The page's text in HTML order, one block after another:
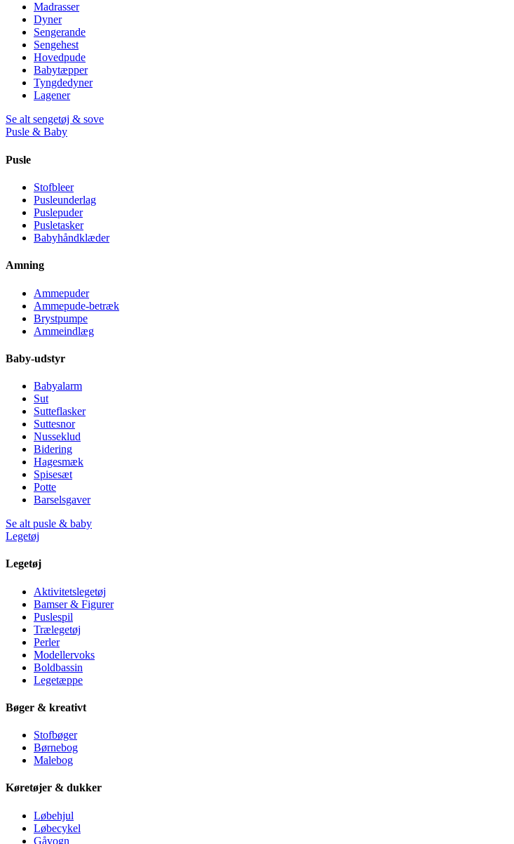
Madrasser
Dyner
Sengerande
Sengehest
Hovedpude
Babytæpper
Tyngdedyner
Lagener
Se alt sengetøj & sove
Pusle & Baby
Pusle
Stofbleer
Pusleunderlag
Puslepuder
Pusletasker
Babyhåndklæder
Amning
Ammepuder
Ammepude-betræk
Brystpumpe
Ammeindlæg
Baby-udstyr
Babyalarm
Sut
Sutteflasker
Suttesnor
Nusseklud
Bidering
Hagesmæk
Spisesæt
Potte
Barselsgaver
Se alt pusle & baby
Legetøj
Legetøj
Aktivitetslegetøj
Bamser & Figurer
Puslespil
Trælegetøj
Perler
Modellervoks
Boldbassin
Legetæppe
Bøger & kreativt
Stofbøger
Børnebog
Malebog
Køretøjer & dukker
Løbehjul
Løbecykel
Gåvogn